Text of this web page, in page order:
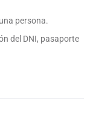
persona.
del DNI, pasaporte